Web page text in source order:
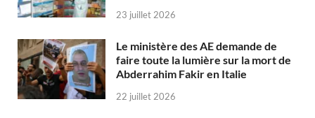
23 juillet 2026
Le ministère des AE demande de
faire toute la lumière sur la mort de
Abderrahim Fakir en Italie
22 juillet 2026